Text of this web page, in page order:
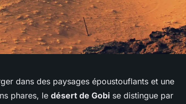
dans des paysages époustouflants et une
phares, le désert de Gobi se distingue par